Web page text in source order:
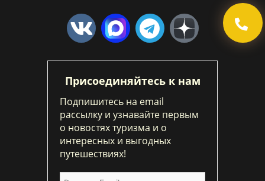
Присоединяйтесь к нам
Подпишитесь на email
рассылку и узнавайте первым
о новостях туризма и о
интересных и выгодных
путешествиях!